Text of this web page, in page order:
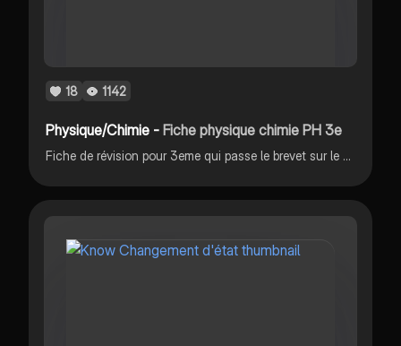
18 1142
Physique/Chimie -Fiche physique chimie PH 3e
Fiche de révision pour 3eme qui passe le brevet sur le pH en physique chimie